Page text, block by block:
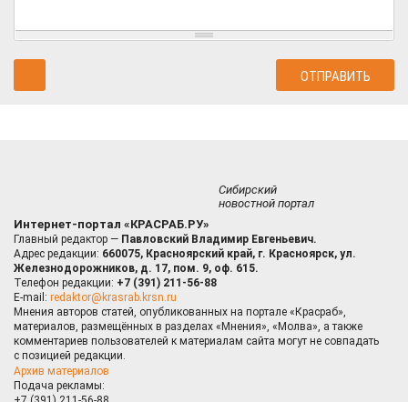
Сибирский
новостной портал
Интернет-портал «КРАСРАБ.РУ»
Главный редактор — Павловский Владимир Евгеньевич.
Адрес редакции: 660075, Красноярский край, г. Красноярск, ул.
Железнодорожников, д. 17, пом. 9, оф. 615.
Телефон редакции: +7 (391) 211-56-88
E-mail: redaktor@krasrab.krsn.ru
Мнения авторов статей, опубликованных на портале «Красраб»,
материалов, размещённых в разделах «Мнения», «Молва», а также
комментариев пользователей к материалам сайта могут не совпадать
с позицией редакции.
Архив материалов
Подача рекламы: